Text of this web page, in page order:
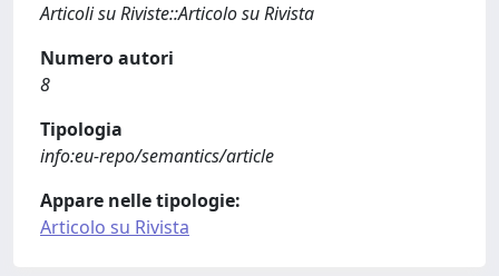
Articoli su Riviste::Articolo su Rivista
Numero autori
8
Tipologia
info:eu-repo/semantics/article
Appare nelle tipologie:
Articolo su Rivista